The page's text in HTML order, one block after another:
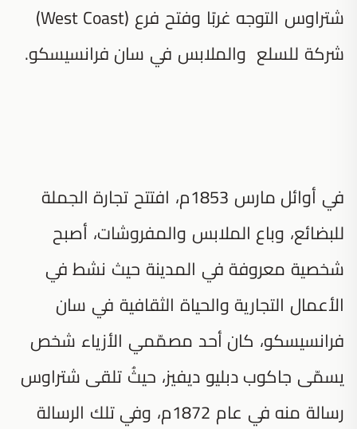
شتراوس التوجه غربًا وفتح فرع (West Coast)
شركة للسلع والملابس في سان فرانسيسكو.
في أوائل مارس 1853م، افتتح تجارة الجملة
للبضائع، وباع الملابس والمفروشات، أصبح
شخصية معروفة في المدينة حيث نشط في
الأعمال التجارية والحياة الثقافية في سان
فرانسيسكو، كان أحد مصمّمي الأزياء شخص
يسمّى جاكوب دبليو ديفيز، حيثُ تلقى شتراوس
رسالة منه في عام 1872م، وفي تلك الرسالة